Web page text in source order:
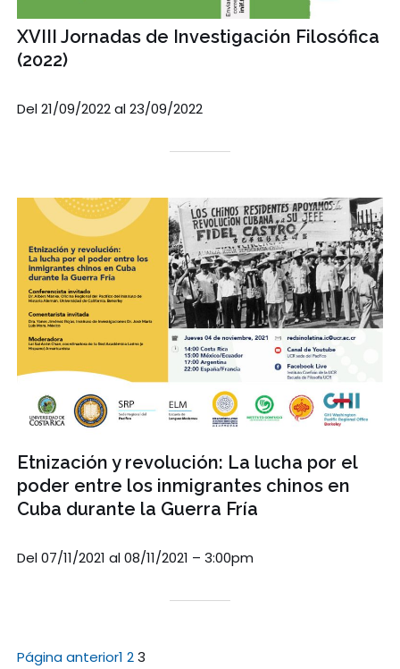
XVIII Jornadas de Investigación Filosófica
(2022)
Del 21/09/2022 al 23/09/2022
Etnización y revolución: La lucha por el
poder entre los inmigrantes chinos en
Cuba durante la Guerra Fría
Del 07/11/2021 al 08/11/2021 – 3:00pm
Página anterior1 2 3